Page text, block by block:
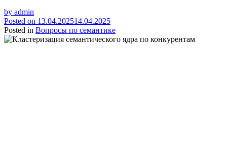
by admin
Posted on 13.04.202514.04.2025
Posted in Вопросы по семантике